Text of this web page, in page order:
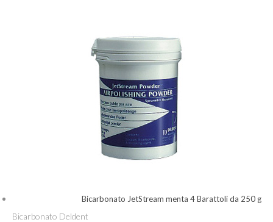
Bicarbonato JetStream menta 4 Barattoli da 250 g
Bicarbonato Deldent